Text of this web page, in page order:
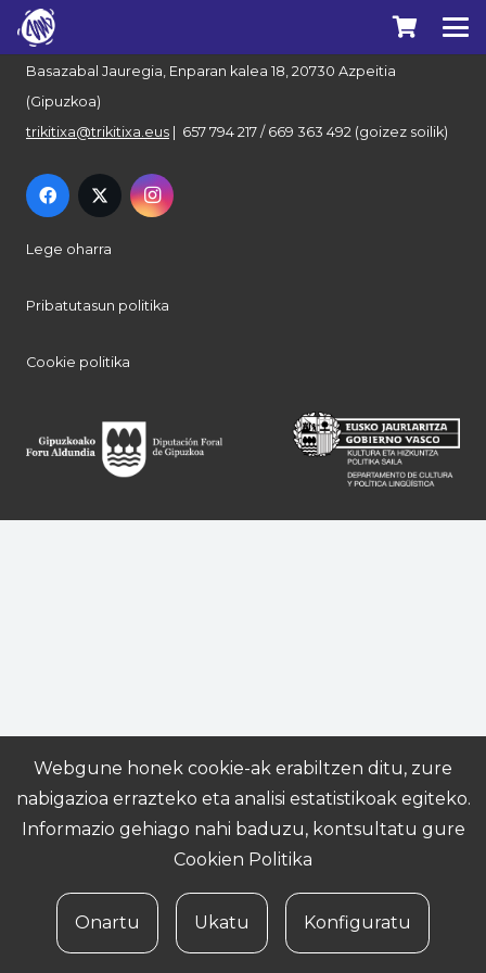
Euskal Herriko Trikitixa Elkartea
Basazabal Jauregia, Enparan kalea 18, 20730 Azpeitia
(Gipuzkoa)
trikitixa@trikitixa.eus | 657 794 217 / 669 363 492 (goizez soilik)
Lege oharra
Pribatutasun politika
Cookie politika
Webgune honek cookie-ak erabiltzen ditu, zure
nabigazioa errazteko eta analisi estatistikoak egiteko.
Informazio gehiago nahi baduzu, kontsultatu gure
Cookien Politika
Onartu Ukatu Konfiguratu